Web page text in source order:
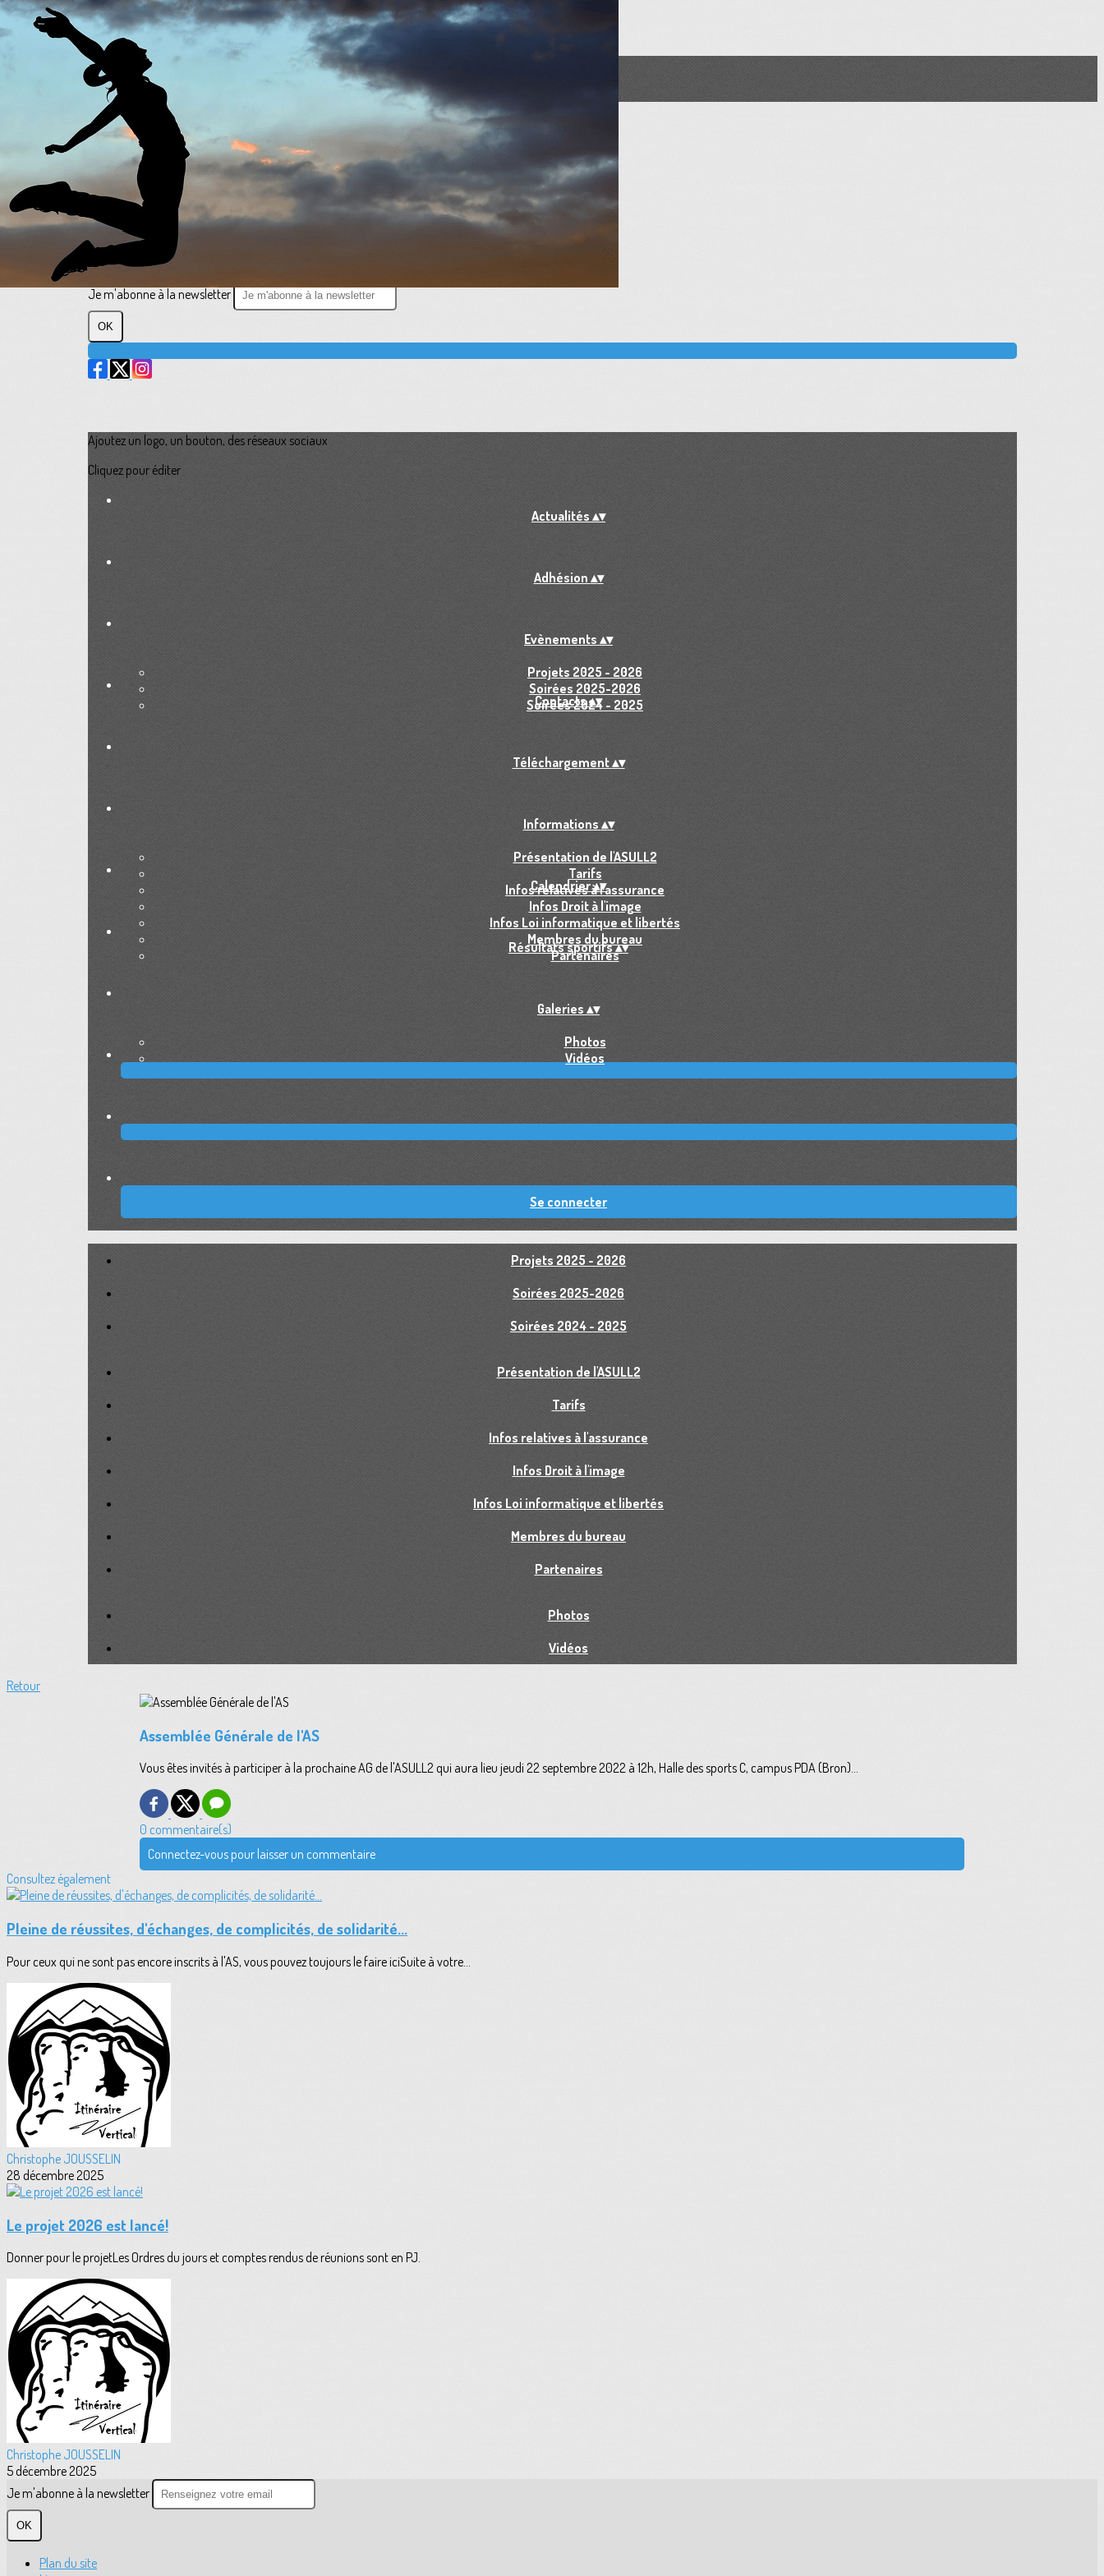
Exporter les lignes sélectionnées
Exporter toutes les colonnes
Exporter uniquement les colonnes affichées
Images de la page d'accueil
Cliquez pour éditer
Texte, bouton et/ou inscription à la newsletter
Cliquez pour éditer
Plus loin ensemble
Je m'abonne à la newsletter
OK
Ajoutez un logo, un bouton, des réseaux sociaux
Cliquez pour éditer
Actualités ▴▾
Adhésion ▴▾
Evènements ▴▾
Projets 2025 - 2026
Soirées 2025-2026
Soirées 2024 - 2025
Contacts▴▾
Téléchargement▴▾
Informations ▴▾
Présentation de l'ASULL2
Tarifs
Infos relatives à l'assurance
Infos Droit à l'image
Infos Loi informatique et libertés
Membres du bureau
Partenaires
Calendrier▴▾
Résultats sportifs▴▾
Galeries ▴▾
Photos
Vidéos
Se connecter
Projets 2025 - 2026
Soirées 2025-2026
Soirées 2024 - 2025
Présentation de l'ASULL2
Tarifs
Infos relatives à l'assurance
Infos Droit à l'image
Infos Loi informatique et libertés
Membres du bureau
Partenaires
Photos
Vidéos
Retour
Assemblée Générale de l'AS
Vous êtes invités à participer à la prochaine AG de l'ASULL2 qui aura lieu jeudi 22 septembre 2022 à 12h, Halle des sports C, campus PDA (Bron)...
0 commentaire(s)
Connectez-vous pour laisser un commentaire
Consultez également
Pleine de réussites, d'échanges, de complicités, de solidarité...
Pour ceux qui ne sont pas encore inscrits à l'AS, vous pouvez toujours le faire iciSuite à votre...
Christophe JOUSSELIN
28 décembre 2025
Le projet 2026 est lancé!
Donner pour le projetLes Ordres du jours et comptes rendus de réunions sont en PJ.
Christophe JOUSSELIN
5 décembre 2025
Je m'abonne à la newsletter
OK
Plan du site